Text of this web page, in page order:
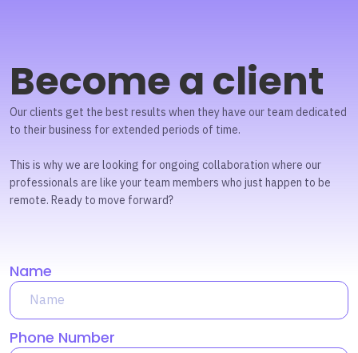
Become a client
Our clients get the best results when they have our team dedicated
to their business for extended periods of time.
This is why we are looking for ongoing collaboration where our
professionals are like your team members who just happen to be
remote. Ready to move forward?
Name
Phone Number